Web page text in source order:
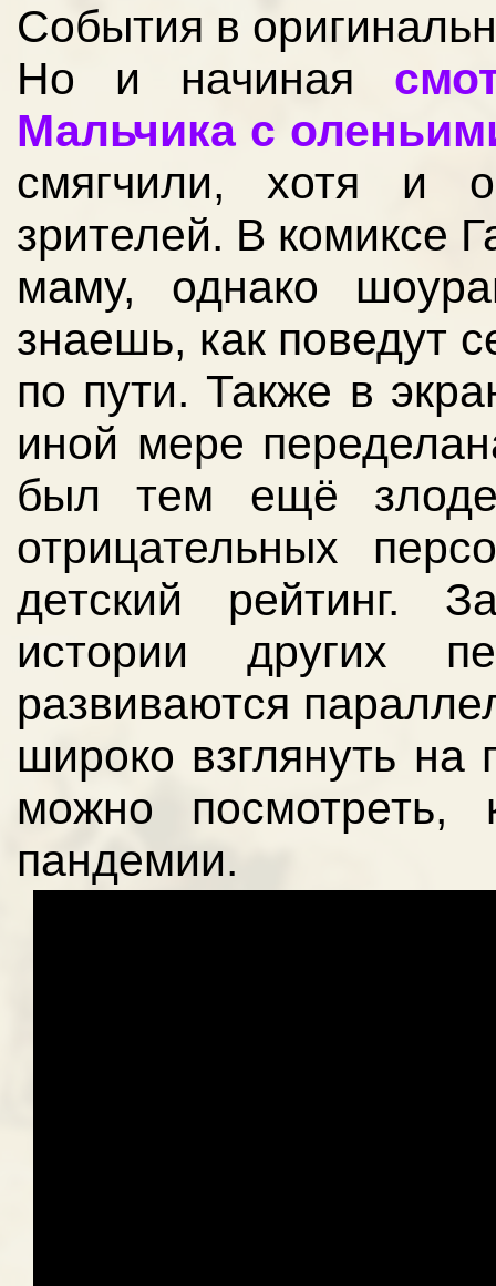
События в
Но и начиная
Мальчика с
смягчили, хотя и
зрителей. В комиксе
маму, однако
знаешь, как поведут
по пути. Также в
иной мере
был тем ещё
отрицательных
детский рейтинг.
истории других
развиваются
широко взглянуть
можно
пандемии.